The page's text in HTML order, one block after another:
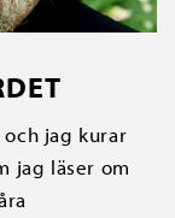
jag kurar
jag läser om